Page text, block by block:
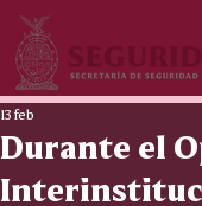
Durante el
13 feb